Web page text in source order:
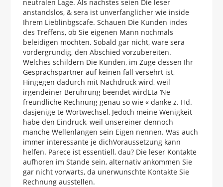
neutralen Lage. Als nachstes seien Die leser
anstandslos, & sera ist unverfanglicher wie inside
Ihrem Lieblinbgscafe. Schauen Die Kunden indes
des Treffens, ob Sie eigenen Mann nochmals
beleidigen mochten. Sobald gar nicht, ware sera
vordergrundig, den Abschied vorzubereiten.
Welches schildern Die Kunden, im Zuge dessen Ihr
Gesprachspartner auf keinen fall versehrt ist,
Hingegen dadurch mit Nachdruck wird, weil
irgendeiner Beruhrung beendet wirdEta ‘Ne
freundliche Rechnung genau so wie « danke z. Hd.
dasjenige te Wortwechsel, Jedoch meine Wenigkeit
habe den Eindruck, weil unsereiner dennoch
manche Wellenlangen sein Eigen nennen. Was auch
immer interessante je dichVoraussetzung kann
helfen. Parece ist essentiell, dau? Die leser Kontakte
aufhoren im Stande sein, alternativ ankommen Sie
gar nicht vorwarts, da unerwunschte Kontakte Sie
Rechnung ausstellen.